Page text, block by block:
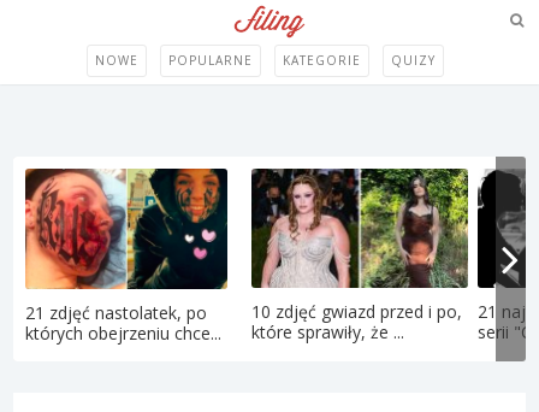
NOWE POPULARNE KATEGORIE QUIZY
21 zdjęć nastolatek, po
których obejrzeniu chce...
10 zdjęć gwiazd przed i po,
które sprawiły, że ...
21
serii